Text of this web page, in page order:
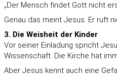
„Der Mensch findet Gott nicht
Genau das meint Jesus. Er ruft
3. Die Weisheit der Kinder
Vor seiner Einladung spricht
Wissenschaft. Die Kirche hat
Aber Jesus kennt auch eine